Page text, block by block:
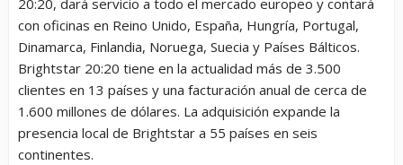
20:20, dará servicio a todo el mercado europeo y contará
con oficinas en Reino Unido, España, Hungría, Portugal,
Dinamarca, Finlandia, Noruega, Suecia y Países Bálticos.
Brightstar 20:20 tiene en la actualidad más de 3.500
clientes en 13 países y una facturación anual de cerca de
1.600 millones de dólares. La adquisición expande la
presencia local de Brightstar a 55 países en seis
continentes.